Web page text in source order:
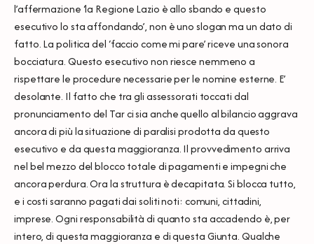
l’affermazione ‘la Regione Lazio è allo sbando e questo
esecutivo lo sta affondando’, non è uno slogan ma un dato di
fatto. La politica del ‘faccio come mi pare’ riceve una sonora
bocciatura. Questo esecutivo non riesce nemmeno a
rispettare le procedure necessarie per le nomine esterne. E’
desolante. Il fatto che tra gli assessorati toccati dal
pronunciamento del Tar ci sia anche quello al bilancio aggrava
ancora di più la situazione di paralisi prodotta da questo
esecutivo e da questa maggioranza. Il provvedimento arriva
nel bel mezzo del blocco totale di pagamenti e impegni che
ancora perdura. Ora la struttura è decapitata. Si blocca tutto,
e i costi saranno pagati dai soliti noti: comuni, cittadini,
imprese. Ogni responsabilità di quanto sta accadendo è, per
intero, di questa maggioranza e di questa Giunta. Qualche